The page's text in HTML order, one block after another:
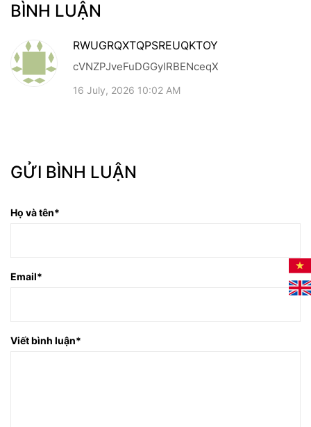
BÌNH LUẬN
RWUGRQXTQPSREUQKTOY
cVNZPJveFuDGGylRBENceqX
16 July, 2026 10:02 AM
GỬI BÌNH LUẬN
Họ và tên*
Email*
Viết bình luận*